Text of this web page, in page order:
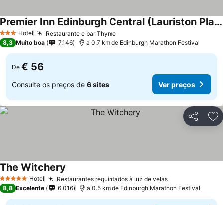
3 EstrelasHotel Restaurante e bar Thyme
Premier Inn Edinburgh Central (Lauriston Place) hotel
8,3 Muito boa 7.146 a 0.7 km de Edinburgh Marathon Festival
De € 56
Consulte os preços de 6 sites Ver preços
Partilhar
5 Estrelas Hotel Restaurantes requintados à luz de velas
The Witchery
8,8 Excelente 6.016 a 0.5 km de Edinburgh Marathon Festival